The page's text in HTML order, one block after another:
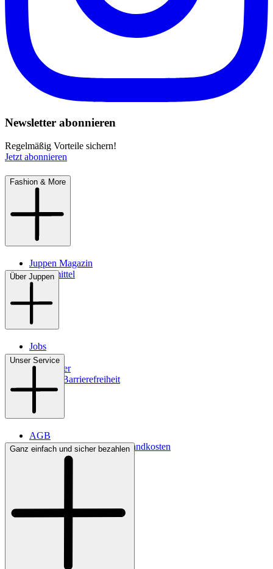
Newsletter abonnieren
Regelmäßig Vorteile sichern!
Jetzt abonnieren
Fashion & More
Juppen Magazin
Pflegemittel
Über Juppen
Jobs
Filialen
Newsletter
Digitale Barrierefreiheit
Unser Service
AGB
Lieferbedingungen & Versandkosten
Bezahlung
Ganz einfach und sicher bezahlen